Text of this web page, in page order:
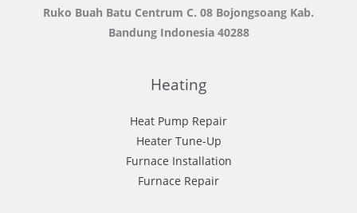
Ruko Buah Batu Centrum C. 08 Bojongsoang Kab.
Bandung Indonesia 40288
Heating
Heat Pump Repair
Heater Tune-Up
Furnace Installation
Furnace Repair